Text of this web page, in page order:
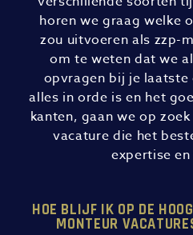
horen we graag welke
zou uitvoeren als zzp-
om te weten dat we
opvragen bij je
alles in orde is en het
kanten, gaan we op
vacature die het
expertise
HOE BLIJF IK OP DE
MONTEUR